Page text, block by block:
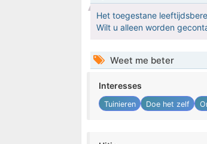
Het toegestane
Wilt u alleen worden
Weet me beter
Interesses
Tuinieren Doe het zelf